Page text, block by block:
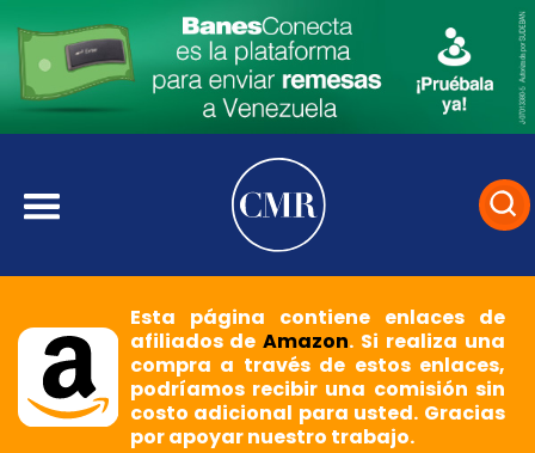
Esta página contiene enlaces de
afiliados deAmazon. Si realiza una
compra a través de estos enlaces,
podríamos recibir una comisión sin
costo adicional para usted. Gracias
por apoyar nuestro trabajo.